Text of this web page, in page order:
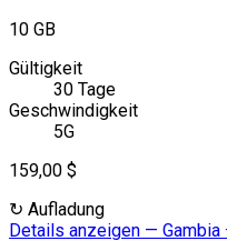
10 GB
Gültigkeit
30 Tage
Geschwindigkeit
5G
159,00 $
↻ Aufladung
Details anzeigen — Gambia